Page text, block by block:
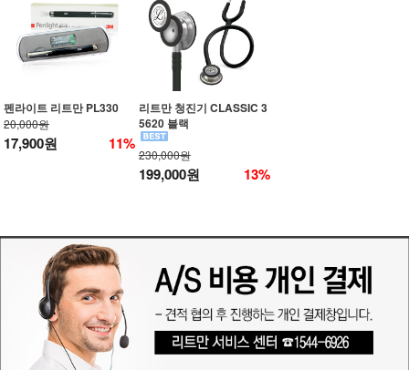
펜라이트 리트만 PL330
20,000원
17,900원 11%
리트만 청진기 CLASSIC 3
5620 블랙
230,000원
199,000원 13%